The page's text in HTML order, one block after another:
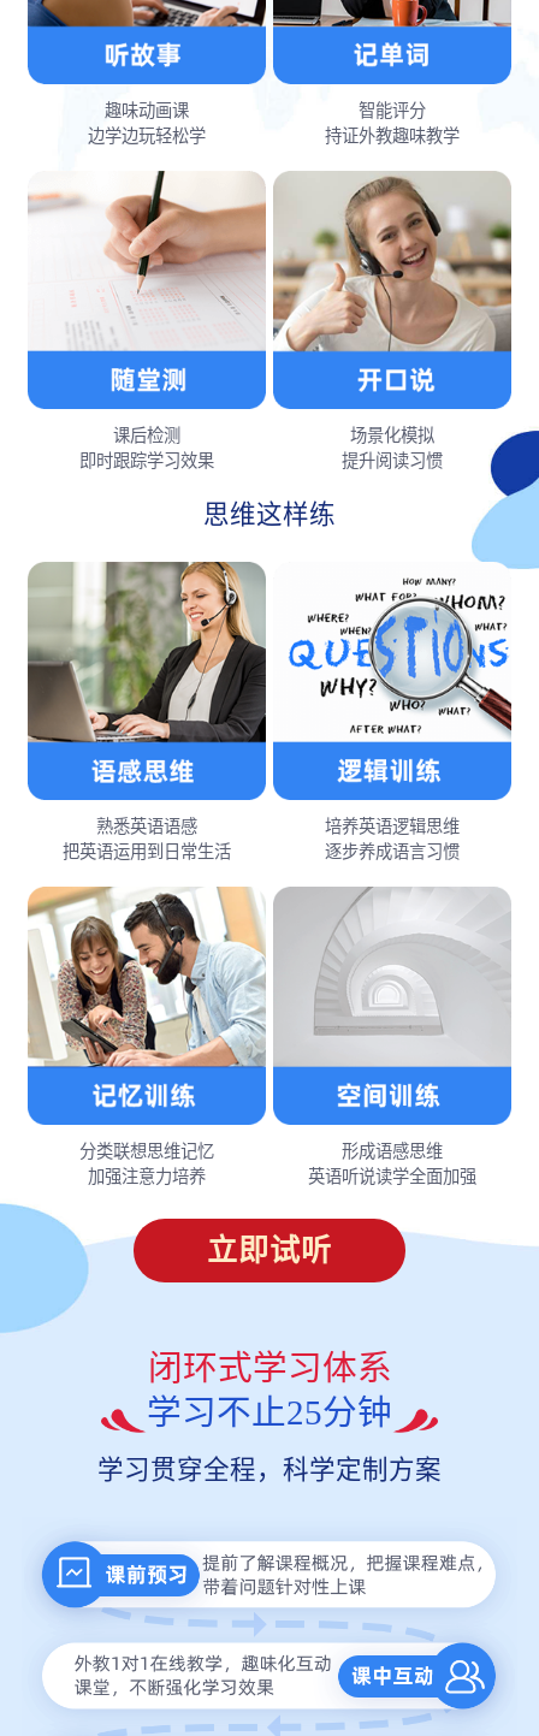
趣味动画课
边学边玩轻松学
智能评分
持证外教趣味教学
课后检测
即时跟踪学习效果
场景化模拟
提升阅读习惯
思维这样练
熟悉英语语感
把英语运用到日常生活
培养英语逻辑思维
逐步养成语言习惯
分类联想思维记忆
加强注意力培养
形成语感思维
英语听说读学全面加强
立即试听
闭环式学习体系
学习不止25分钟
学习贯穿全程，科学定制方案